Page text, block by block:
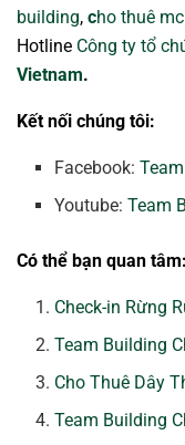
building, cho thuê
Hotline Công ty tổ
Vietnam.
Kết nối chúng tôi:
Facebook:
Youtube:Team
Có thể bạn quan tâm:
Check-in Rừng
Team Building
Cho Thuê Dây
Team Building